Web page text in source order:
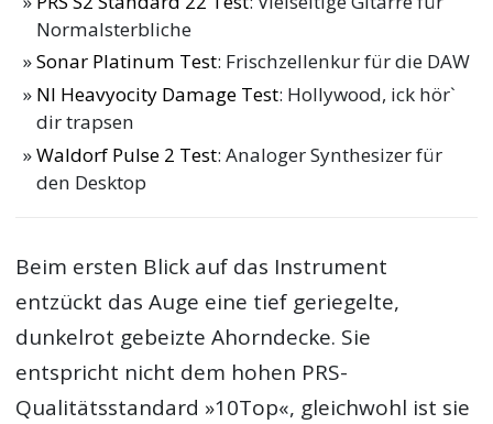
Normalsterbliche
Sonar Platinum Test: Frischzellenkur für die DAW
NI Heavyocity Damage Test: Hollywood, ick hör`
dir trapsen
Waldorf Pulse 2 Test: Analoger Synthesizer für
den Desktop
Beim ersten Blick auf das Instrument
entzückt das Auge eine tief geriegelte,
dunkelrot gebeizte Ahorndecke. Sie
entspricht nicht dem hohen PRS-
Qualitätsstandard »10Top«, gleichwohl ist sie